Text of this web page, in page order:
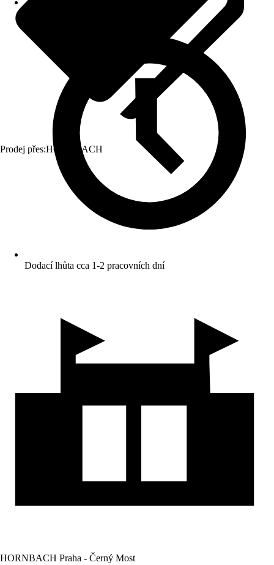
Prodej přes:HORNBACH
Dodací lhůta cca 1-2 pracovních dní
HORNBACH Praha - Černý Most